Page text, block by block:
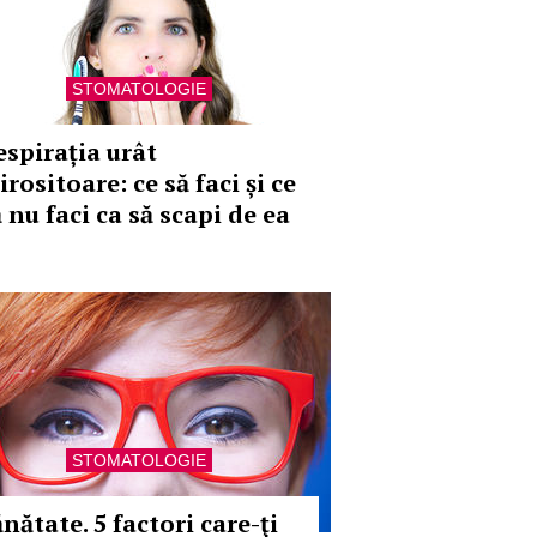
STOMATOLOGIE
urât
ce să faci și ce
nu faci ca să scapi de ea
STOMATOLOGIE
5 factori care-ţi